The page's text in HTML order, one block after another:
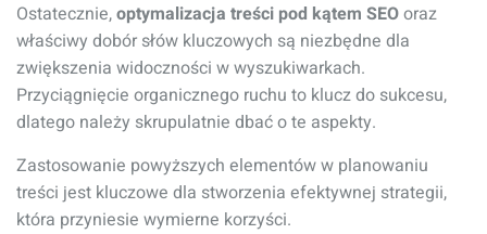
Ostatecznie,optymalizacja treści pod kątem SEOoraz
właściwy dobór słów kluczowych są niezbędne dla
zwiększenia widoczności w wyszukiwarkach.
Przyciągnięcie organicznego ruchu to klucz do sukcesu,
dlatego należy skrupulatnie dbać o te aspekty.
Zastosowanie powyższych elementów w planowaniu
treści jest kluczowe dla stworzenia efektywnej strategii,
która przyniesie wymierne korzyści.